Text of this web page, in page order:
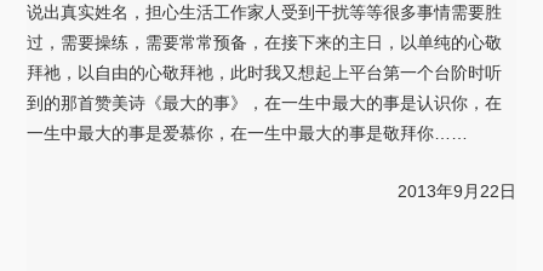
说出真实姓名，担心生活工作家人受到干扰等等很多事情需要胜
过，需要操练，需要常常预备，在接下来的主日，以单纯的心敬
拜祂，以自由的心敬拜祂，此时我又想起上平台第一个台阶时听
到的那首赞美诗《最大的事》，在一生中最大的事是认识你，在
一生中最大的事是爱慕你，在一生中最大的事是敬拜你……
2013年9月22日